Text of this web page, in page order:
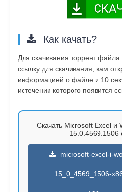
Как качать?
Для скачивания торрент файла
ссылку для скачивания, вам
информацией о файле и 10
истечении которого появится
Скачать Microsoft Excel и
15.0.4569.1506
microsoft-excel-i-
15_0_4569_1506-